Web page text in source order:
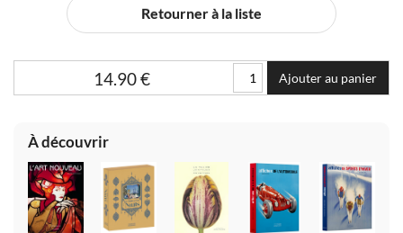
Retourner à la liste
14.90€ Ajouter au panier
À découvrir